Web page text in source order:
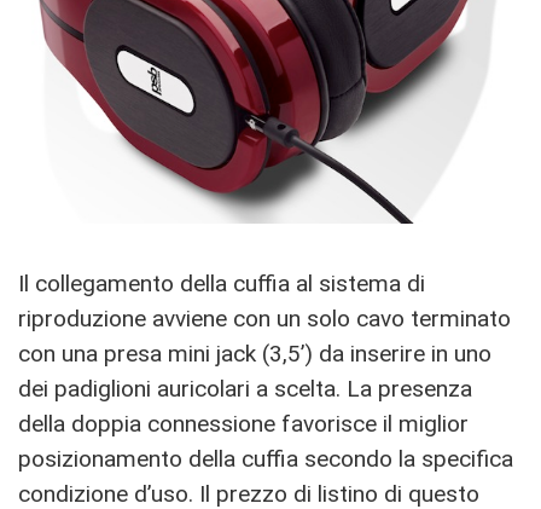
Il collegamento della cuffia al sistema di
riproduzione avviene con un solo cavo terminato
con una presa mini jack (3,5’) da inserire in uno
dei padiglioni auricolari a scelta. La presenza
della doppia connessione favorisce il miglior
posizionamento della cuffia secondo la specifica
condizione d’uso. Il prezzo di listino di questo